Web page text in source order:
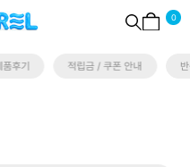
0
품후기 적립금 / 쿠폰 안내